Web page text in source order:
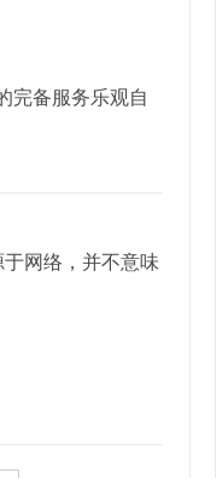
完备服务乐观自
网络，并不意味